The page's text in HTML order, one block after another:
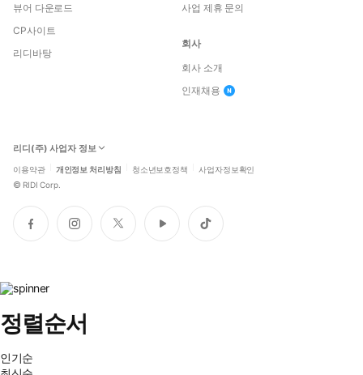
뷰어 다운로드
CP사이트
리디바탕
사업 제휴 문의
회사
회사 소개
인재채용
리디(주) 사업자 정보
이용약관 개인정보 처리방침 청소년보호정책 사업자정보확인
© RIDI Corp.
페
이
인
스
트
위
유
튜
틱
톡
정렬순서
인기순